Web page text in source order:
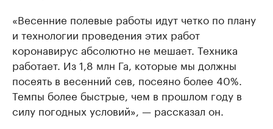
«Весенние полевые работы идут четко по плану
и технологии проведения этих работ
коронавирус абсолютно не мешает. Техника
работает. Из 1,8 млн Га, которые мы должны
посеять в весенний сев, посеяно более 40%.
Темпы более быстрые, чем в прошлом году в
силу погодных условий», — рассказал он.